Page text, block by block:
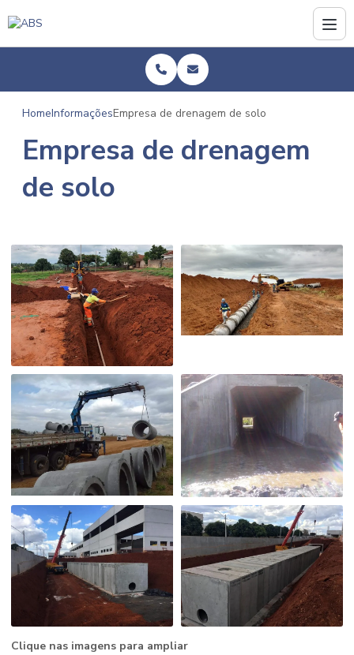
HomeInformaçõesEmpresa de drenagem de solo
Empresa de drenagem
de solo
Clique nas imagens para ampliar